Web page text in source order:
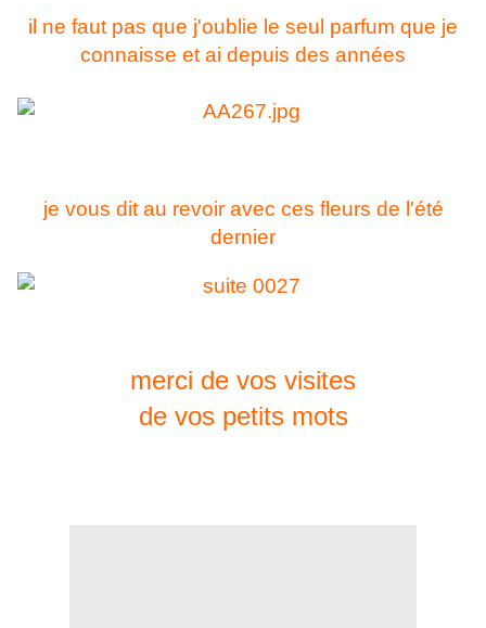
il ne faut pas que j'oublie le seul parfum que je
connaisse et ai depuis des années
je vous dit au revoir avec ces fleurs de l'été
dernier
merci de vos visites
de vos petits mots